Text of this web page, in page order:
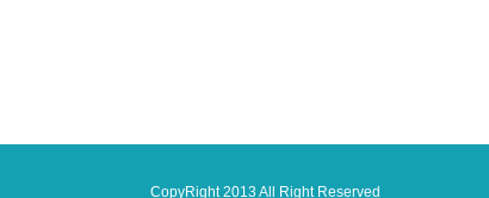
CopyRight 2013 All Right Reserved